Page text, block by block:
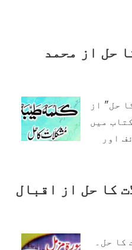
حل از محمد
حل" از
میں
اور
کا حل از اقبال
حل۔